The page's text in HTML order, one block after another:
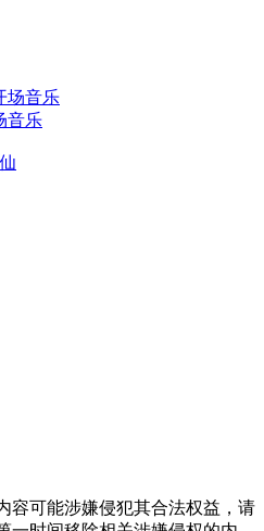
音乐
容可能涉嫌侵犯其合法权益，请